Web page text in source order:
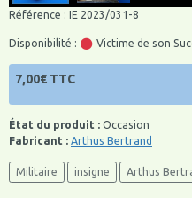
Référence : IE 2023/031-8
Disponibilité : Victime de son
7,00€ TTC
État du produit : Occasion
Fabricant : Arthus Bertrand
Militaire insigne Arthus